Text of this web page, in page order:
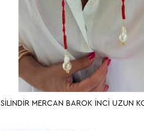
SİLİNDİR MERCAN BAROK İNCİ UZUN